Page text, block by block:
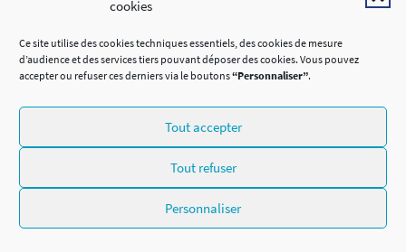
cookies
Ce site utilise des cookies techniques essentiels, des cookies de mesure
d’audience et des services tiers pouvant déposer des cookies. Vous pouvez
accepter ou refuser ces derniers via le boutons“Personnaliser”.
Tout accepter
Tout refuser
Personnaliser